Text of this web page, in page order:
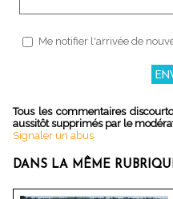
Me notifier l'arrivée de
Tous les commentaires
aussitôt supprimés par le
Signaler un abus
DANS LA MÊME